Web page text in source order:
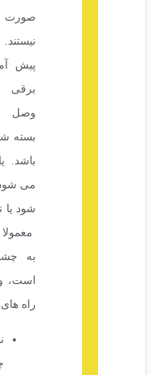
صورت آپشن اضافه
نیستند. شاید برای شما
پیش آمده باشد که
برقی پارکینگ با وجود
وصل بودن برق،
بسته شدن با مشکل
باشد. یا این که درب باز
می شود ولی، یا بسته
شود یا تا نیمه باز می
معمولا این ایراد مربوط
به چشمی درب
است، و برطرف کردن
راه های مختلفی دارد.
نحوه
چشمی